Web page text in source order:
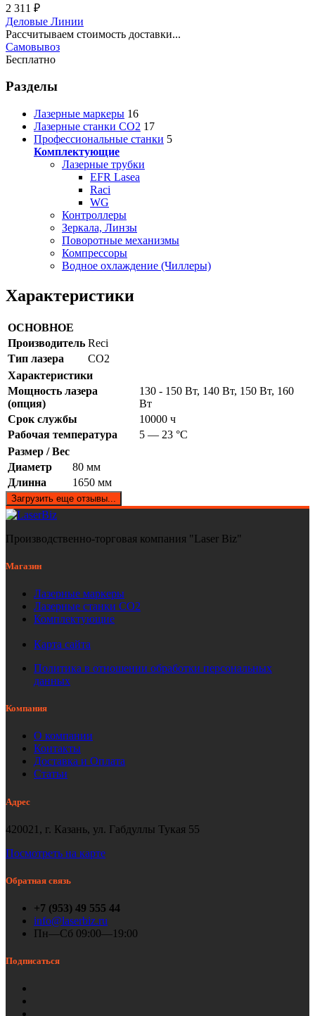
2 311 ₽
Деловые Линии
Рассчитываем стоимость доставки...
Самовывоз
Бесплатно
Разделы
Лазерные маркеры 16
Лазерные станки CO2 17
Профессиональные станки 5
Комплектующие
Лазерные трубки
EFR Lasea
Raci
WG
Контроллеры
Зеркала, Линзы
Поворотные механизмы
Компрессоры
Водное охлаждение (Чиллеры)
Характеристики
ОСНОВНОЕ
Производитель Reci
Тип лазера
CO2
Характеристики
Мощность лазера
(опция)
130 - 150 Вт, 140 Вт, 150 Вт, 160
Вт
Срок службы
10000 ч
Рабочая температура
5 — 23 °C
Размер / Вес
Диаметр
80 мм
Длинна
1650 мм
Загрузить еще отзывы...
Производственно-торговая компания "Laser Biz"
Магазин
Лазерные маркеры
Лазерные станки СО2
Комплектующие
Карта сайта
Политика в отношении обработки персональных
данных
Компания
О компании
Контакты
Доставка и Оплата
Статьи
Адрес
420021, г. Казань, ул. Габдуллы Тукая 55
Посмотреть на карте
Обратная связь
+7 (953) 49 555 44
info@laserbiz.ru
Пн—Сб 09:00—19:00
Подписаться